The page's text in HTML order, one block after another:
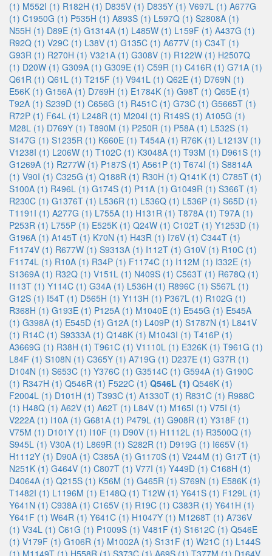
(1) M552I (1) R182H (1) D835V (1) D835Y (1) V697L (1) A677G
(1) C1950G (1) P535H (1) A893S (1) L597Q (1) S2808A (1)
N55H (1) D89E (1) G1314A (1) L485W (1) L159F (1) A437G (1)
R92Q (1) V29C (1) L38V (1) G135C (1) A677V (1) C34T (1)
G93R (1) R270H (1) V321A (1) G308V (1) R122W (1) H2507Q
(1) D20W (1) G309A (1) G309E (1) C59R (1) C416R (1) G71A (1)
Q61R (1) Q61L (1) T215F (1) V941L (1) Q62E (1) D769N (1)
E56K (1) G156A (1) D769H (1) E1784K (1) G98T (1) Q65E (1)
T92A (1) S239D (1) C656G (1) R451C (1) G73C (1) G5665T (1)
R72P (1) F64L (1) L248R (1) M204I (1) R149S (1) A105G (1)
M28L (1) D769Y (1) T890M (1) P250R (1) P58A (1) L532S (1)
S147G (1) S1235R (1) K660E (1) T454A (1) R76K (1) L1213V (1)
V1238I (1) L206W (1) T102C (1) K3048A (1) T93M (1) D961S (1)
G1269A (1) R277W (1) P187S (1) A561P (1) T674I (1) S8814A
(1) V90I (1) C325G (1) Q188R (1) R30H (1) Q141K (1) C785T (1)
S100A (1) R496L (1) G174S (1) P11A (1) G1049R (1) S366T (1)
R230C (1) G1376T (1) L536R (1) L536Q (1) L536P (1) S65D (1)
T1191I (1) A277G (1) L755A (1) H131R (1) T878A (1) T97A (1)
P253R (1) L755P (1) E525K (1) Q24W (1) C102T (1) Y1253D (1)
G196A (1) A145T (1) K70N (1) H43R (1) I76V (1) C344T (1)
F1174V (1) R677W (1) S9313A (1) I112T (1) G10V (1) R10C (1)
F1174L (1) R10A (1) R34P (1) F1174C (1) I112M (1) I332E (1)
S1369A (1) R32Q (1) V151L (1) N409S (1) C563T (1) R678Q (1)
I113T (1) Y114C (1) G34A (1) L536H (1) R896C (1) S567L (1)
G12S (1) I54T (1) D565H (1) Y113H (1) P367L (1) R102G (1)
R368H (1) G193E (1) P125A (1) M1040E (1) E545G (1) E545A
(1) G398A (1) E545D (1) G12A (1) L409P (1) S1787N (1) L841V
(1) R14C (1) S9333A (1) Q148K (1) M1043I (1) T416P (1)
A3669G (1) R38H (1) T961C (1) V1110L (1) E326K (1) T961G (1)
L84F (1) S108N (1) C365Y (1) A719G (1) D237E (1) G37R (1)
D104N (1) S653C (1) Y376C (1) G3514C (1) G594A (1) G190C
(1) R347H (1) Q546R (1) F522C (1) Q546L (1) Q546K (1)
F2004L (1) D101H (1) T393C (1) A1330T (1) R831C (1) R988C
(1) H48Q (1) A62V (1) A62T (1) L84V (1) M165I (1) V75I (1)
V222A (1) I10A (1) G681A (1) P479L (1) G908R (1) Y318F (1)
V75M (1) D101Y (1) I10F (1) D90V (1) H1112L (1) R3500Q (1)
S945L (1) V30A (1) L869R (1) S282R (1) D919G (1) I665V (1)
H1112Y (1) D90A (1) C385A (1) G1170S (1) V244M (1) G17T (1)
N251K (1) G464V (1) C807T (1) V77I (1) Y449D (1) C168H (1)
D4064A (1) Q215S (1) K56M (1) G465R (1) S769N (1) E586K (1)
T1482I (1) L1196M (1) E148Q (1) T12W (1) Y641S (1) F129L (1)
Y641N (1) C938A (1) C165V (1) R19C (1) C383R (1) Y641H (1)
Y641F (1) W64R (1) Y641C (1) H1047Y (1) M1268T (1) A736V
(1) V34L (1) C61G (1) P1009S (1) V481F (1) S1612C (1) Q546E
(1) V179F (1) G106R (1) M1002A (1) S131F (1) W21C (1) L144S
(1) M1149T (1) H558R (1) S373C (1) A69S (1) T377M (1) D164V